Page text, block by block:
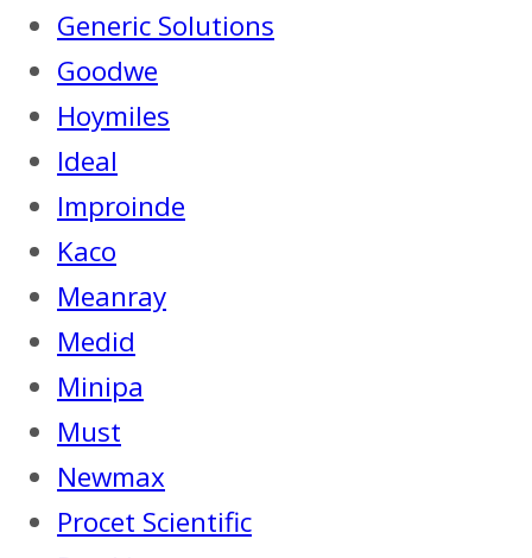
Generic Solutions
Goodwe
Hoymiles
Ideal
Improinde
Kaco
Meanray
Medid
Minipa
Must
Newmax
Procet Scientific